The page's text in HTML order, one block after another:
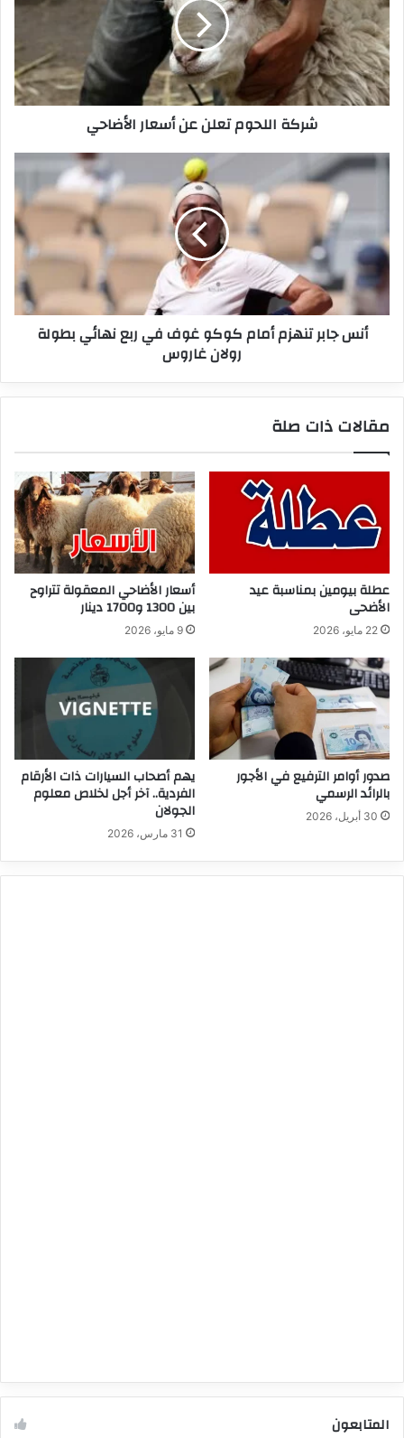
عن
أسعار
الأضاحي
شركة اللحوم تعلن عن أسعار الأضاحي
أنس
كوكو
غوف
في
ربع
نهائي
بطولةأنس جابر تنهزم أمام كوكو غوف في ربع نهائي بطولة
رولان غاروس
مقالات ذات صلة
عطلة بيومين بمناسبة عيد
الأضحى
22 مايو، 2026
أسعار الأضاحي المعقولة تتراوح
بين 1300 و1700 دينار
9 مايو، 2026
صدور أوامر الترفيع في الأجور
بالرائد الرسمي
30 أبريل، 2026
يهم أصحاب السيارات ذات الأرقام
الفردية.. آخر أجل لخلاص معلوم
الجولان
31 مارس، 2026
المتابعون